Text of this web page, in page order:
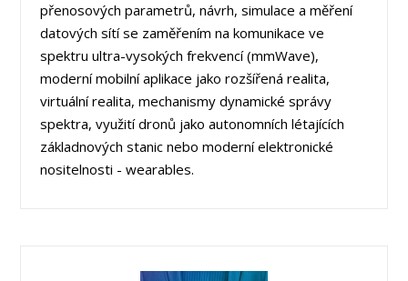
přenosových parametrů, návrh, simulace a měření
datových sítí se zaměřením na komunikace ve
spektru ultra-vysokých frekvencí (mmWave),
moderní mobilní aplikace jako rozšířená realita,
virtuální realita, mechanismy dynamické správy
spektra, využití dronů jako autonomních létajících
základnových stanic nebo moderní elektronické
nositelnosti - wearables.